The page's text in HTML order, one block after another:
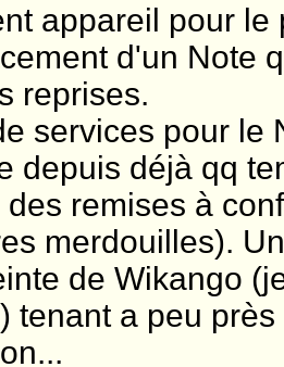
appareil pour
d'un Note
reprises.
services pour le
depuis déjà qq
des remises à
merdouilles).
de Wikango
tenant a peu